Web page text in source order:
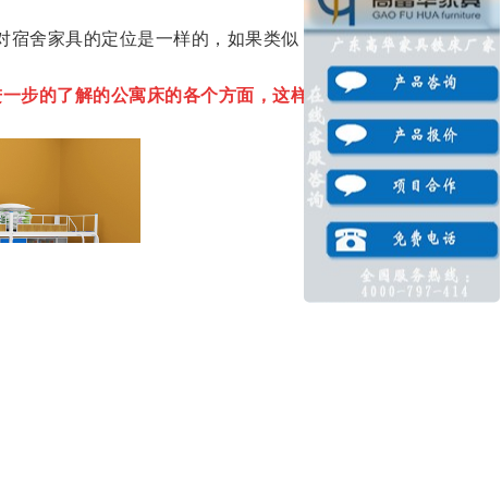
舍家具的定位是一样的，如果类似，就可以参
步的了解的公寓床的各个方面，这样，采购学